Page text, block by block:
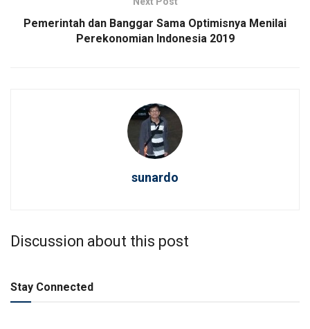
Pemerintah dan Banggar Sama Optimisnya Menilai
Perekonomian Indonesia 2019
sunardo
Discussion about this post
Stay Connected